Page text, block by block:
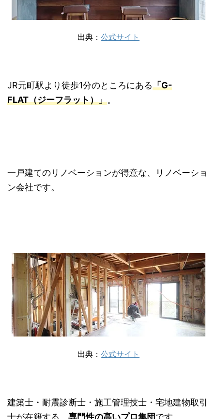
出典： 公式サイト
JR元町駅より徒歩1分のところにある「G-
FLAT（ジーフラット）」。
一戸建てのリノベーションが得意な、リノベーショ
ン会社です。
出典： 公式サイト
建築士・耐震診断士・施工管理技士・宅地建物取引